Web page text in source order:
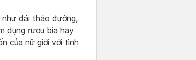
đái tháo đường,
dụng rượu bia hay
của nữ giới với tình